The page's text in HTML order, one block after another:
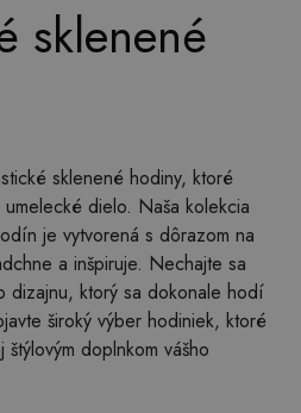
sklenené
sklenené hodiny, ktoré
dielo. Naša kolekcia
je vytvorená s dôrazom na
a inšpiruje. Nechajte sa
dizajnu, ktorý sa dokonale hodí
široký výber hodiniek, ktoré
doplnkom vášho